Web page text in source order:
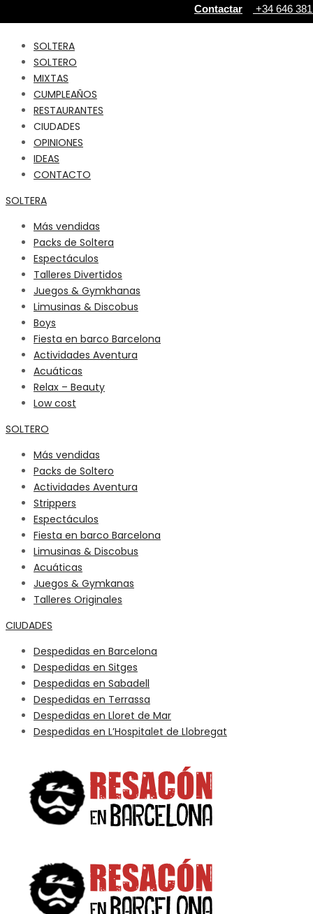
SOLTERA
SOLTERO
MIXTAS
CUMPLEAÑOS
RESTAURANTES
CIUDADES
OPINIONES
IDEAS
CONTACTO
SOLTERA
Más vendidas
Packs de Soltera
Espectáculos
Talleres Divertidos
Juegos & Gymkhanas
Limusinas & Discobus
Boys
Fiesta en barco Barcelona
Actividades Aventura
Acuáticas
Relax – Beauty
Low cost
SOLTERO
Más vendidas
Packs de Soltero
Actividades Aventura
Strippers
Espectáculos
Fiesta en barco Barcelona
Limusinas & Discobus
Acuáticas
Juegos & Gymkanas
Talleres Originales
CIUDADES
Despedidas en Barcelona
Despedidas en Sitges
Despedidas en Sabadell
Despedidas en Terrassa
Despedidas en Lloret de Mar
Despedidas en L’Hospitalet de Llobregat
Contactar +34 646